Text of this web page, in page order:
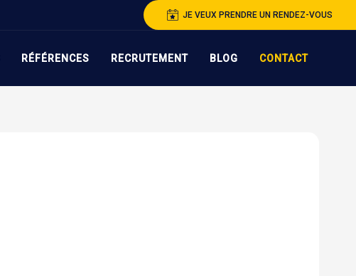
JE VEUX PRENDRE UN RENDEZ-VOUS
RÉFÉRENCES RECRUTEMENT BLOG CONTACT